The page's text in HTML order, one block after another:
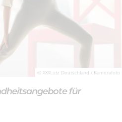
© XXXLutz Deutschland / Kamerafoto
für